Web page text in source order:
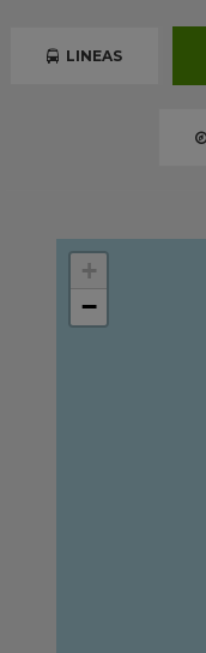
LINEAS
+
−